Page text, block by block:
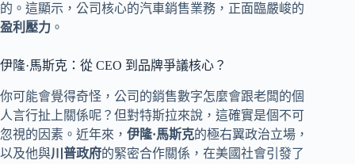
的。這顯示，公司核心的汽車銷售業務，正面臨嚴峻的
盈利壓力 。
伊隆·馬斯克：從 CEO 到品牌爭議核心？
你可能會覺得奇怪，公司的銷售數字怎麼會跟老闆的個
人言行扯上關係呢？但對特斯拉來說，這確實是個不可
忽視的因素。近年來， 伊隆·馬斯克的極右翼政治立場，
以及他與川普政府的緊密合作關係，在美國社會引發了